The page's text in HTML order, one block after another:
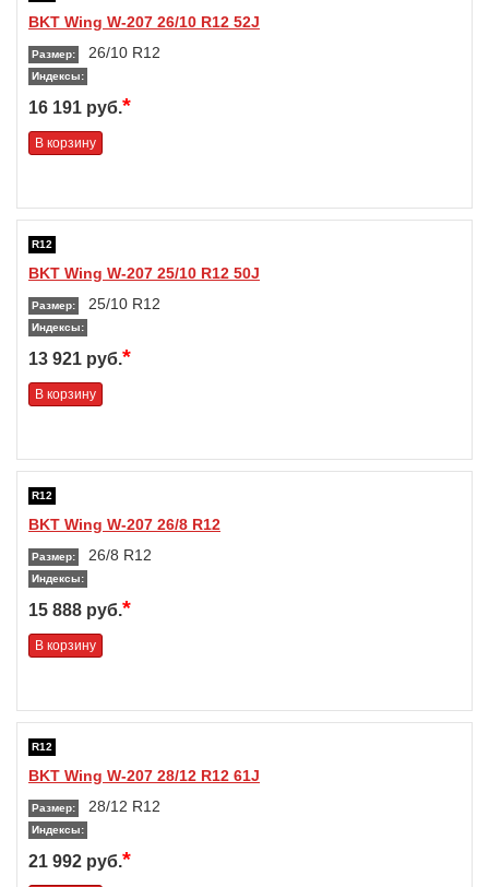
BKT Wing W-207 26/10 R12 52J
Размер: 26/10 R12
Индексы:
16 191 руб.*
В корзину
R12
BKT Wing W-207 25/10 R12 50J
Размер: 25/10 R12
Индексы:
13 921 руб.*
В корзину
R12
BKT Wing W-207 26/8 R12
Размер: 26/8 R12
Индексы:
15 888 руб.*
В корзину
R12
BKT Wing W-207 28/12 R12 61J
Размер: 28/12 R12
Индексы:
21 992 руб.*